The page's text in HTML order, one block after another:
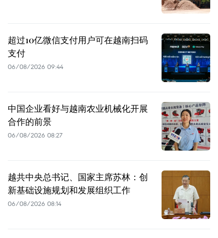
超过10亿微信支付用户可在越南扫码
支付
06/08/2026 09:44
中国企业看好与越南农业机械化开展
合作的前景
06/08/2026 08:27
越共中央总书记、国家主席苏林：创
新基础设施规划和发展组织工作
06/08/2026 08:14